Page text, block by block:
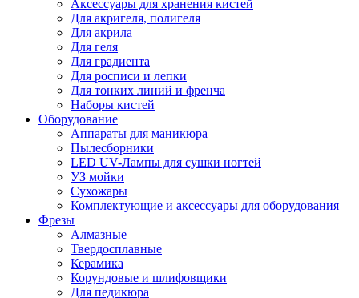
Аксессуары для хранения кистей
Для акригеля, полигеля
Для акрила
Для геля
Для градиента
Для росписи и лепки
Для тонких линий и френча
Наборы кистей
Оборудование
Аппараты для маникюра
Пылесборники
LED UV-Лампы для сушки ногтей
УЗ мойки
Сухожары
Комплектующие и аксессуары для оборудования
Фрезы
Алмазные
Твердосплавные
Керамика
Корундовые и шлифовщики
Для педикюра